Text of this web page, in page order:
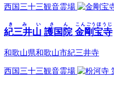
西国三十三観音霊場
紀三井山 護国院
きみいさん
金剛宝寺
こんごうほうじ
和歌山県和歌山市紀三井寺
西国三十三観音霊場